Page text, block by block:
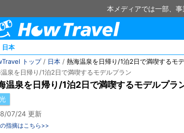
本メディアでは一部、
日本
トップ/ 日本 / 熱海温泉を日帰り/1泊2日で満喫するモ
泉を日帰り/1泊2日で満喫するモデルプラン
温泉を日帰り/1泊2日で満喫するモデルプラ
07/24 更新
指摘はこちら>>